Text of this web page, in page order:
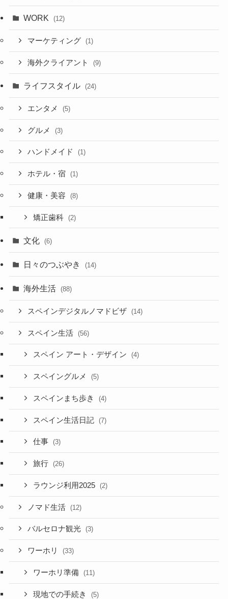
WORK (12)
マーケティング (1)
海外クライアント (9)
ライフスタイル (24)
エンタメ (5)
グルメ (3)
ハンドメイド (1)
ホテル・宿 (1)
健康・美容 (8)
矯正歯科 (2)
文化 (6)
日々のつぶやき (14)
海外生活 (88)
スペインデジタルノマドビザ (14)
スペイン生活 (56)
スペイン アート・デザイン (4)
スペイングルメ (5)
スペインまち歩き (4)
スペイン生活日記 (7)
仕事 (3)
旅行 (26)
ラウンジ利用2025 (2)
ノマド生活 (12)
バルセロナ観光 (3)
ワーホリ (33)
ワーホリ準備 (11)
現地での手続き (5)